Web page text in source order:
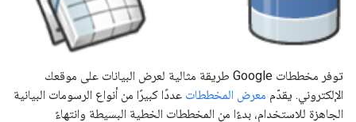
توفر مخططات Google طريقة مثالية لعرض البيانات على موقعك
الإلكتروني. يقدّم معرض المخططات عددًا كبيرًا من أنواع الرسومات البيانية
الجاهزة للاستخدام، بدءًا من المخططات الخطية البسيطة وانتهاءً